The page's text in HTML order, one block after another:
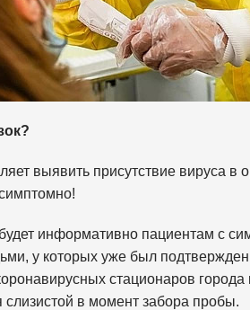
выявить присутствие вируса в
информативно пациентам с
у которых уже был подтвержден
стационаров города
слизистой в момент забора пробы.